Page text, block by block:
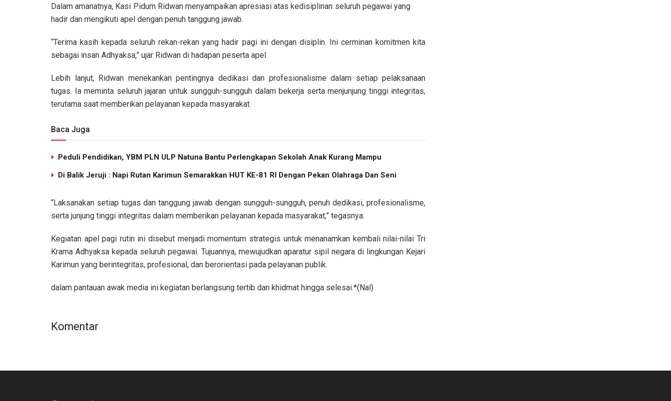
Dalam amanatnya, Kasi Pidum Ridwan menyampaikan apresiasi atas kedisiplinan seluruh pegawai yang
hadir dan mengikuti apel dengan penuh tanggung jawab.
“Terima kasih kepada seluruh rekan-rekan yang hadir pagi ini dengan disiplin. Ini cerminan komitmen kita
sebagai insan Adhyaksa,” ujar Ridwan di hadapan peserta apel.
Lebih lanjut, Ridwan menekankan pentingnya dedikasi dan profesionalisme dalam setiap pelaksanaan
tugas. Ia meminta seluruh jajaran untuk sungguh-sungguh dalam bekerja serta menjunjung tinggi integritas,
terutama saat memberikan pelayanan kepada masyarakat.
Baca Juga
Peduli Pendidikan, YBM PLN ULP Natuna Bantu Perlengkapan Sekolah Anak Kurang Mampu
Di Balik Jeruji : Napi Rutan Karimun Semarakkan HUT KE-81 RI Dengan Pekan Olahraga Dan Seni
“Laksanakan setiap tugas dan tanggung jawab dengan sungguh-sungguh, penuh dedikasi, profesionalisme,
serta junjung tinggi integritas dalam memberikan pelayanan kepada masyarakat,” tegasnya.
Kegiatan apel pagi rutin ini disebut menjadi momentum strategis untuk menanamkan kembali nilai-nilai Tri
Krama Adhyaksa kepada seluruh pegawai. Tujuannya, mewujudkan aparatur sipil negara di lingkungan Kejari
Karimun yang berintegritas, profesional, dan berorientasi pada pelayanan publik.
dalam pantauan awak media ini kegiatan berlangsung tertib dan khidmat hingga selesai.*(Nal)
Komentar